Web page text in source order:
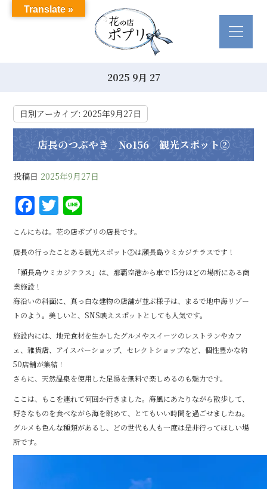
2025 9月 27
日別アーカイブ: 2025年9月27日
店長のつぶやき No156 観光スポット②
投稿日 2025年9月27日
F
a
c
e
b
o
o
k
T
w
it
te
r
n
e
こんにちは。花の店ポプリの店長です。
店長の行ったことある観光スポット②は瀬長島ウミカジテラスです！
「瀬長島ウミカジテラス」は、 那覇空港から車で15分ほどの場所にある商
業施設 ！
海沿いの斜面に、真っ白な建物の店舗が並ぶ様子は、まるで地中海リゾー
トのよう。美しいと、SNS映えスポットとしても人気です。
施設内には、地元食材を生かしたグルメやスイーツのレストランやカフ
ェ、雑貨店、アイスバーショップ、セレクトショップなど、個性豊かな約
50店舗が集結！
さらに、天然温泉を使用した足湯を無料で楽しめるのも魅力です。
ここは、もこを連れて何回か行きました。海風にあたりながら散歩して、
好きなものを食べながら海を眺めて、とてもいい時間を過ごせましたね。
グルメも色んな種類があるし、どの世代も人も一度は是非行ってほしい場
所です。
Translate »